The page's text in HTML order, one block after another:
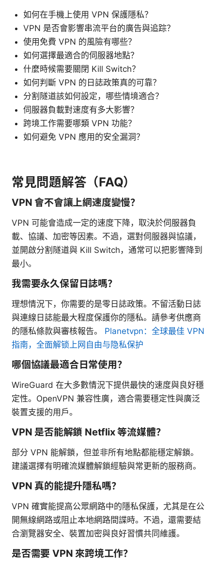
如何在手機上使用 VPN 保護隱私？
VPN 是否會影響串流平台的廣告與追踪？
使用免費 VPN 的風險有哪些？
如何選擇最適合的伺服器地點？
什麼時候需要關閉 Kill Switch？
如何判斷 VPN 的日誌政策真的可靠？
分割隧道該如何設定，哪些情境適合？
伺服器負載對速度有多大影響？
跨境工作需要哪類 VPN 功能？
如何避免 VPN 應用的安全漏洞？
常見問題解答（FAQ）
VPN 會不會讓上網速度變慢？
VPN 可能會造成一定的速度下降，取決於伺服器負
載、協議、加密等因素。不過，選對伺服器與協議，
並開啟分割隧道與 Kill Switch，通常可以把影響降到
最小。
我需要永久保留日誌嗎？
理想情況下，你需要的是零日誌政策。不留活動日誌
與連線日誌能最大程度保護你的隱私。請參考供應商
的隱私條款與審核報告。 Planetvpn：全球最佳 VPN
指南，全面解锁上网自由与隐私保护
哪個協議最適合日常使用？
WireGuard 在大多數情況下提供最快的速度與良好穩
定性。OpenVPN 兼容性廣，適合需要穩定性與廣泛
裝置支援的用戶。
VPN 是否能解鎖 Netflix 等流媒體？
部分 VPN 能解鎖，但並非所有地點都能穩定解鎖。
建議選擇有明確流媒體解鎖經驗與常更新的服務商。
VPN 真的能提升隱私嗎？
VPN 確實能提高公眾網路中的隱私保護，尤其是在公
開無線網路或阻止本地網路間諜時。不過，還需要結
合瀏覽器安全、裝置加密與良好習慣共同維護。
是否需要 VPN 來跨境工作？